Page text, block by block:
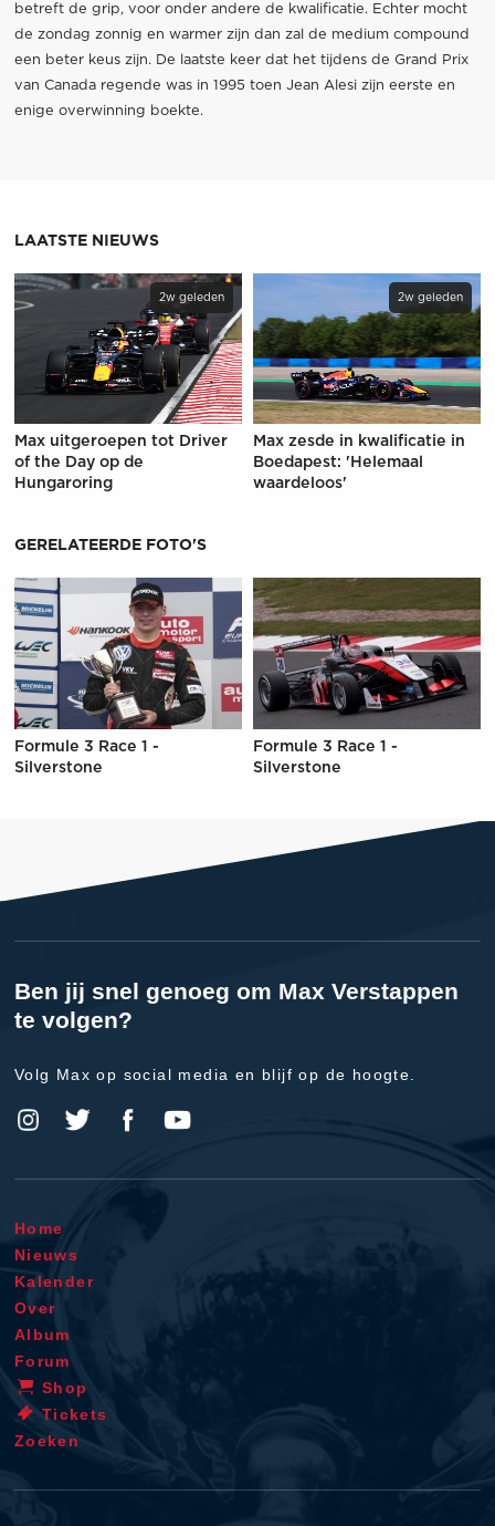
betreft de grip, voor onder andere de kwalificatie. Echter mocht
de zondag zonnig en warmer zijn dan zal de medium compound
een beter keus zijn. De laatste keer dat het tijdens de Grand Prix
van Canada regende was in 1995 toen Jean Alesi zijn eerste en
enige overwinning boekte.
LAATSTE NIEUWS
2w geleden
Max uitgeroepen tot Driver
of the Day op de
Hungaroring
2w geleden
Max zesde in kwalificatie in
Boedapest: 'Helemaal
waardeloos'
GERELATEERDE FOTO'S
Formule 3 Race 1 -
Silverstone
Formule 3 Race 1 -
Silverstone
Ben jij snel genoeg om Max Verstappen
te volgen?
Volg Max op social media en blijf op de hoogte.
Home
Nieuws
Kalender
Over
Album
Forum
Shop
Tickets
Zoeken